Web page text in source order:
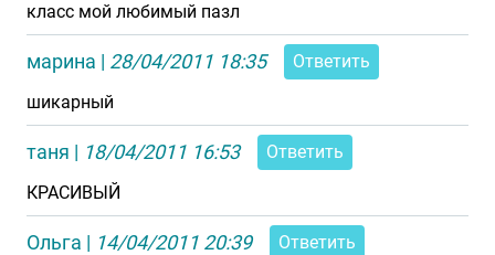
класс мой любимый пазл
марина | 28/04/2011 18:35
Ответить
шикарный
таня | 18/04/2011 16:53
Ответить
КРАСИВЫЙ
Ольга | 14/04/2011 20:39
Ответить